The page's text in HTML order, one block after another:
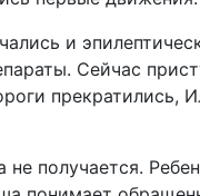
и
Сейчас
прекратились,
получается.